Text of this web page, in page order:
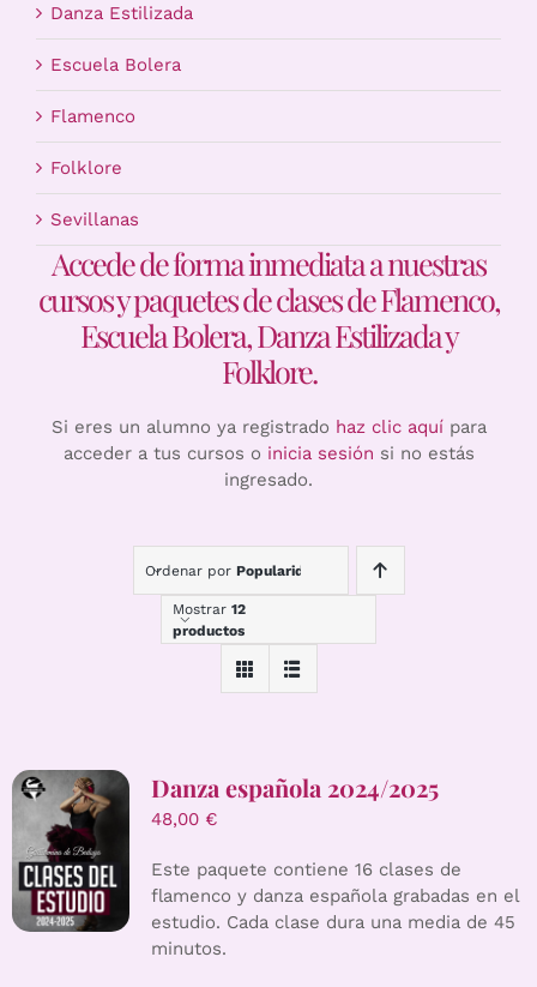
Danza Estilizada
Escuela Bolera
Flamenco
Folklore
Sevillanas
Accede de forma inmediata a nuestras
cursos y paquetes de clases de Flamenco,
Escuela Bolera, Danza Estilizada y
Folklore.
Si eres un alumno ya registrado haz clic aquípara
acceder a tus cursos o inicia sesión si no estás
ingresado.
Ordenar por Popularidad
Mostrar 12
productos
Danza española 2024/2025
48,00 €
Este paquete contiene 16 clases de
flamenco y danza española grabadas en el
estudio. Cada clase dura una media de 45
minutos.